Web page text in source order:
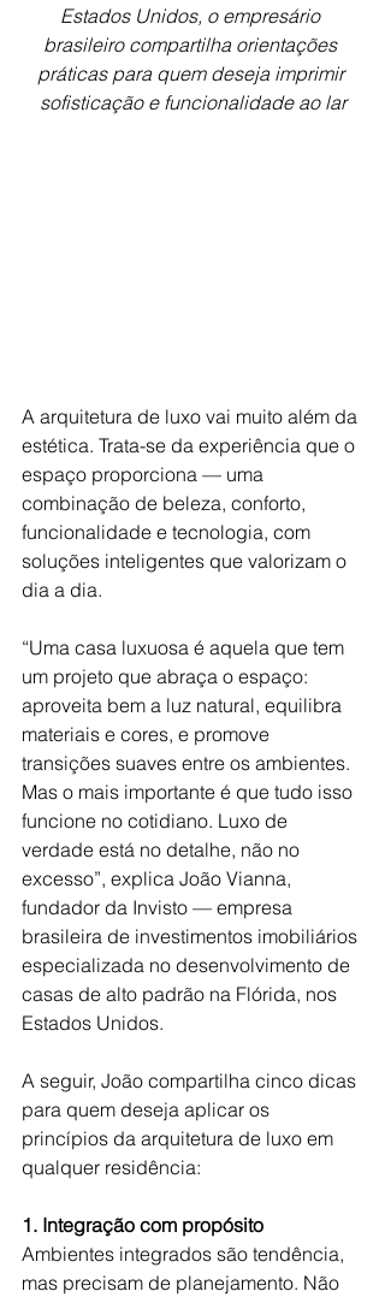
Estados Unidos, o empresário
brasileiro compartilha orientações
práticas para quem deseja imprimir
sofisticação e funcionalidade ao lar
A arquitetura de luxo vai muito além da
estética. Trata-se da experiência que o
espaço proporciona — uma
combinação de beleza, conforto,
funcionalidade e tecnologia, com
soluções inteligentes que valorizam o
dia a dia.
“Uma casa luxuosa é aquela que tem
um projeto que abraça o espaço:
aproveita bem a luz natural, equilibra
materiais e cores, e promove
transições suaves entre os ambientes.
Mas o mais importante é que tudo isso
funcione no cotidiano. Luxo de
verdade está no detalhe, não no
excesso”, explica João Vianna,
fundador da Invisto — empresa
brasileira de investimentos imobiliários
especializada no desenvolvimento de
casas de alto padrão na Flórida, nos
Estados Unidos.
A seguir, João compartilha cinco dicas
para quem deseja aplicar os
princípios da arquitetura de luxo em
qualquer residência:
1. Integração com propósito
Ambientes integrados são tendência,
mas precisam de planejamento. Não